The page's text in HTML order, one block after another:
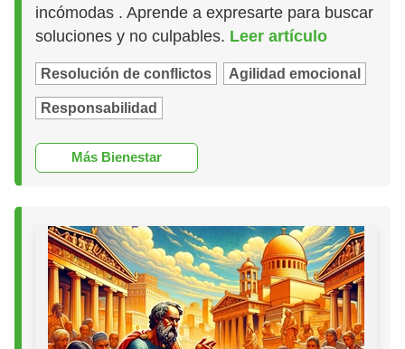
incómodas . Aprende a expresarte para buscar
soluciones y no culpables. Leer artículo
Resolución de conflictos Agilidad emocional
Responsabilidad
Más Bienestar